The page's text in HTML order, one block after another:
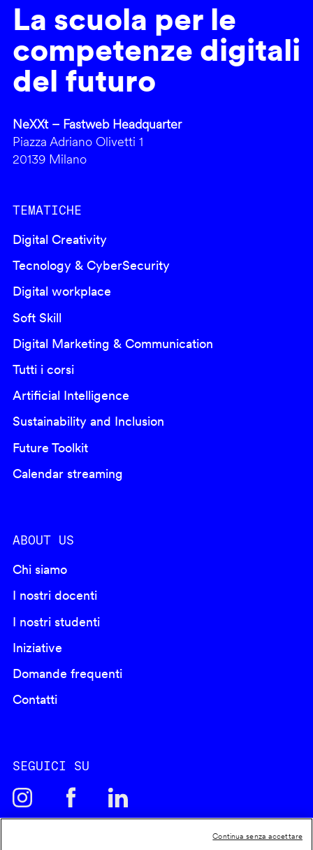
La scuola per le
competenze digitali
del futuro
NeXXt – Fastweb Headquarter
Piazza Adriano Olivetti 1
20139 Milano
TEMATICHE
Digital Creativity
Tecnology & CyberSecurity
Digital workplace
Soft Skill
Digital Marketing & Communication
Tutti i corsi
Artificial Intelligence
Sustainability and Inclusion
Future Toolkit
Calendar streaming
ABOUT US
Chi siamo
I nostri docenti
I nostri studenti
Iniziative
Domande frequenti
Contatti
SEGUICI SU
Continua senza accettare